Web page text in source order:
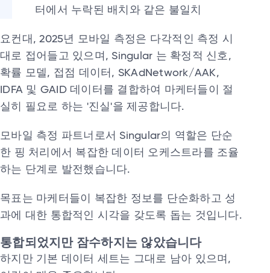
터에서 누락된 배치와 같은 불일치
요컨대, 2025년 모바일 측정은 다각적인 측정 시
대로 접어들고 있으며, Singular 는 확정적 신호,
확률 모델, 접점 데이터, SKAdNetwork/AAK,
IDFA 및 GAID 데이터를 결합하여 마케터들이 절
실히 필요로 하는 '진실'을 제공합니다.
모바일 측정 파트너로서 Singular의 역할은 단순
한 핑 처리에서 복잡한 데이터 오케스트라를 조율
하는 단계로 발전했습니다.
목표는 마케터들이 복잡한 정보를 단순화하고 성
과에 대한 통합적인 시각을 갖도록 돕는 것입니다.
통합되었지만 잠수하지는 않았습니다
하지만 기본 데이터 세트는 그대로 남아 있으며,